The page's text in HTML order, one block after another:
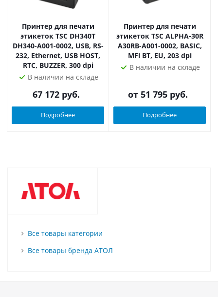
Принтер для печати
этикеток TSC DH340T
DH340-A001-0002, USB, RS-
232, Ethernet, USB HOST,
RTC, BUZZER, 300 dpi
В наличии на складе
67 172 руб.
Подробнее
Принтер для печати
этикеток TSC ALPHA-30R
A30RB-A001-0002, BASIC,
MFi BT, EU, 203 dpi
В наличии на складе
от 51 795 руб.
Подробнее
Все товары категории
Все товары бренда АТОЛ